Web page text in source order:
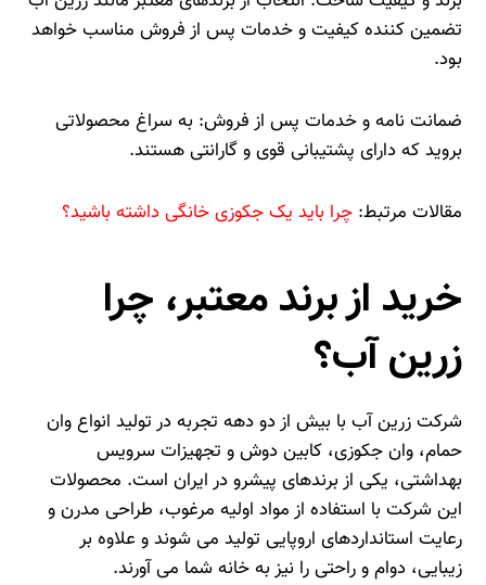
تضمین‌ کننده کیفیت و خدمات پس از فروش مناسب خواهد
بود.
ضمانت‌ نامه و خدمات پس از فروش: به سراغ محصولاتی
بروید که دارای پشتیبانی قوی و گارانتی هستند.
مقالات مرتبط:چرا باید یک جکوزی خانگی داشته باشید؟
خرید از برند معتبر، چرا
زرین آب؟
شرکت زرین آب با بیش از دو دهه تجربه در تولید انواع وان
حمام، وان جکوزی، کابین دوش و تجهیزات سرویس
بهداشتی، یکی از برندهای پیشرو در ایران است. محصولات
این شرکت با استفاده از مواد اولیه مرغوب، طراحی مدرن و
رعایت استانداردهای اروپایی تولید می‌ شوند و علاوه بر
زیبایی، دوام و راحتی را نیز به خانه شما می‌ آورند.